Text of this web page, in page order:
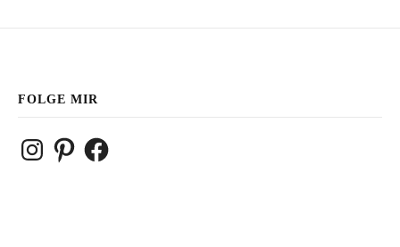
FOLGE MIR
InstagramPinterestFacebook